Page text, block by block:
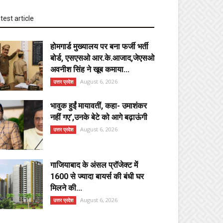
article
होमगार्ड मुख्यालय पर बना फर्जी भर्ती
बोर्ड, एसएसओ आर.के.आजाद,जेएसओ
अवनीश सिंह ने खूब कमाया...
उत्तर प्रदेश August 6, 2026
भावुक हुईं मायावतीं, कहा- उमाशंकर
नहीं गए’,उनके बेटे को आगे बढ़ाऊंगी
उत्तर प्रदेश August 6, 2026
गाजियाबाद के अंसल प्रॉजेक्ट में
1600 से ज्यादा बायर्स की बंधी घर
मिलने की...
उत्तर प्रदेश August 6, 2026